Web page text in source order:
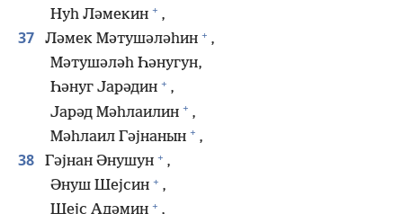
Нуһ Ләмекин + ,
37 Ләмек Мәтушәләһин + ,
Мәтушәләһ Һәнугун,
Һәнуг Јарәдин + ,
Јарәд Мәһлаилин + ,
Мәһлаил Гәјнанын + ,
38 Гәјнан Әнушун + ,
Әнуш Шејсин + ,
Шејс Адәмин + ,